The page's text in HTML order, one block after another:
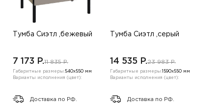
Тумба Сиэтл ,бежевый
7 173 P.11 835 P.
Габаритные размеры:540х550 мм
Варианты исполнения (цвет):
Доставка по РФ.
Тумба Сиэтл ,серый
14 535 P.23 983 P.
Габаритные размеры: 1590х550 мм
Варианты исполнения (цвет):
Доставка по РФ.